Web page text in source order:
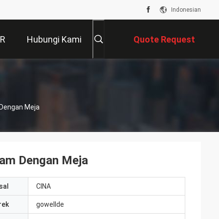
Indonesian
Hubungi Kami Quote Request
Meja
Dengan Meja
CINA
gowellde